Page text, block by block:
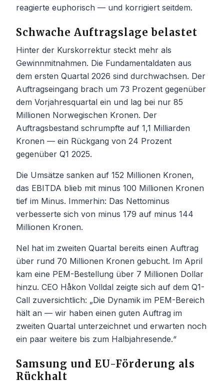
reagierte euphorisch — und korrigiert seitdem.
Schwache Auftragslage belastet
Hinter der Kurskorrektur steckt mehr als
Gewinnmitnahmen. Die Fundamentaldaten aus
dem ersten Quartal 2026 sind durchwachsen. Der
Auftragseingang brach um 73 Prozent gegenüber
dem Vorjahresquartal ein und lag bei nur 85
Millionen Norwegischen Kronen. Der
Auftragsbestand schrumpfte auf 1,1 Milliarden
Kronen — ein Rückgang von 24 Prozent
gegenüber Q1 2025.
Die Umsätze sanken auf 152 Millionen Kronen,
das EBITDA blieb mit minus 100 Millionen Kronen
tief im Minus. Immerhin: Das Nettominus
verbesserte sich von minus 179 auf minus 144
Millionen Kronen.
Nel hat im zweiten Quartal bereits einen Auftrag
über rund 70 Millionen Kronen gebucht. Im April
kam eine PEM-Bestellung über 7 Millionen Dollar
hinzu. CEO Håkon Volldal zeigte sich auf dem Q1-
Call zuversichtlich: „Die Dynamik im PEM-Bereich
hält an — wir haben einen guten Auftrag im
zweiten Quartal unterzeichnet und erwarten noch
ein paar weitere bis zum Halbjahresende.“
Samsung und EU-Förderung als
Rückhalt